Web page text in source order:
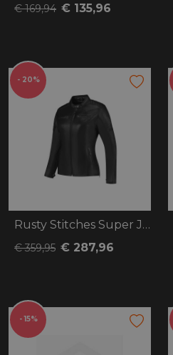
€ 169,94 € 135,96
- 20%
Rusty Stitches Super Joyce V2
€ 359,95 € 287,96
- 15%